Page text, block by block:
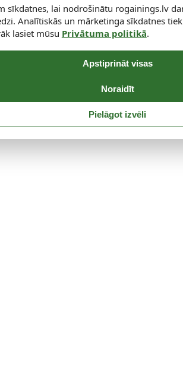
sīkdatnes, lai nodrošinātu rogainings.lv
Analītiskās un mārketinga sīkdatnes
lasiet mūsu Privātuma politikā.
Apstiprināt visas
Noraidīt
Pielāgot izvēli